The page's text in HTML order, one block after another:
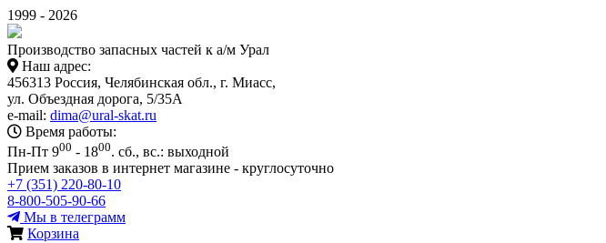
1999 - 2026
Производство запасных частей к а/м Урал
Наш адрес:
456313 Россия, Челябинская обл., г. Миасс,
ул. Объездная дорога, 5/35А
e-mail: dima@ural-skat.ru
Время работы:
Пн-Пт 900 - 1800. сб., вс.: выходной
Прием заказов в интернет магазине - круглосуточно
+7 (351) 220-80-10
8-800-505-90-66
Мы в телеграмм
Корзина